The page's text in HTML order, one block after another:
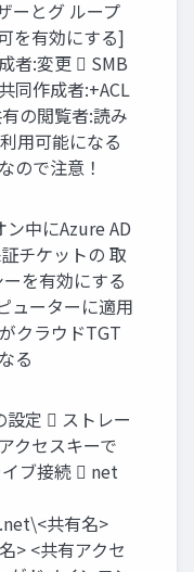
ーとグ ループ
を有効にする]
者:変更  SMB
同作成者:+ACL
の閲覧者:読み
用可能になる
ので注意！
中にAzure AD
チケットの 取
を有効にする
ューターに適用
クラウドTGT
る
設定  ストレー
クセスキーで
ブ接続  net
共有名>
> <共有アクセ